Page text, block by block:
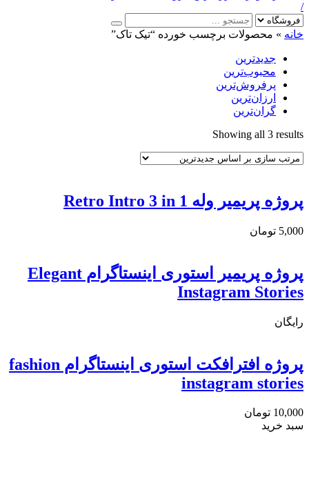
/
خانه » محصولات برچسب خورده “تیک تاک”
جدیدترین
محبوب‌ترین
پرفروش‌ترین
ارزان‌ترین
گران‌ترین
Showing all 3 results
latest
پروژه پریمیر وله Retro Intro 3 in 1
5,000 تومان
پروژه پریمیر استوری اینستاگرام Elegant
Instagram Stories
رایگان
پروژه افترافکت استوری اینستاگرام fashion
instagram stories
10,000 تومان
سبد خرید